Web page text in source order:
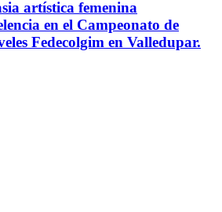
artística femenina
en el Campeonato de
Fedecolgim en Valledupar.